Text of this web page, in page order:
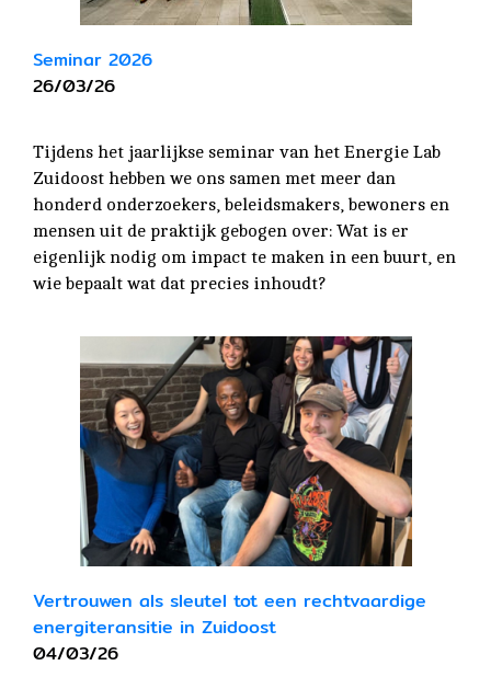
Seminar 2026
26/03/26
Tijdens het jaarlijkse seminar van het Energie Lab
Zuidoost hebben we ons samen met meer dan
honderd onderzoekers, beleidsmakers, bewoners en
mensen uit de praktijk gebogen over: Wat is er
eigenlijk nodig om impact te maken in een buurt, en
wie bepaalt wat dat precies inhoudt?
Vertrouwen als sleutel tot een rechtvaardige
energiteransitie in Zuidoost
04/03/26